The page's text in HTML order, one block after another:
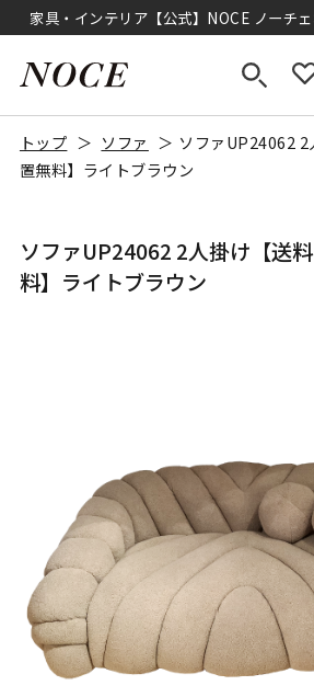
家具・インテリア【公式】NOCE ノーチ
トップ ソファ
ソファUP24062
置無料】ライトブラウン
ソファUP24062 2人掛け【送
料】ライトブラウン